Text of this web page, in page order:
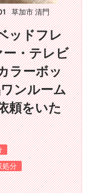
草加市 清門
ッドフレ
・テレビ
ラーボッ
ンルーム
頼をいた
処分